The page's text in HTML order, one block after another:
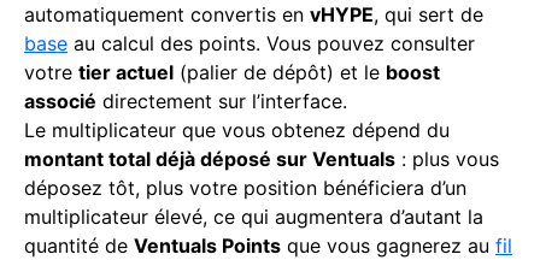
automatiquement convertis en vHYPE, qui sert de
base au calcul des points. Vous pouvez consulter
votre tier actuel (palier de dépôt) et le boost
associé directement sur l’interface.
Le multiplicateur que vous obtenez dépend du
montant total déjà déposé sur Ventuals : plus vous
déposez tôt, plus votre position bénéficiera d’un
multiplicateur élevé, ce qui augmentera d’autant la
quantité de Ventuals Points que vous gagnerez au fil